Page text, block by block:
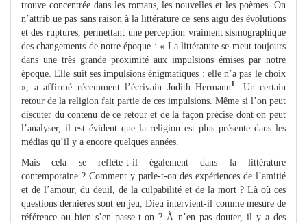
trouve concentrée dans les romans, les nouvelles et les poèmes. On
n’attrib ue pas sans raison à la littérature ce sens aigu des évolutions
et des ruptures, permettant une perception vraiment sismographique
des changements de notre époque : « La littérature se meut toujours
dans une très grande proximité aux impulsions émises par notre
époque. Elle suit ses impulsions énigmatiques : elle n’a pas le choix
», a affirmé récemment l’écrivain Judith Hermann1
. Un certain
retour de la religion fait partie de ces impulsions. Même si l’on peut
discuter du contenu de ce retour et de la façon précise dont on peut
l’analyser, il est évident que la religion est plus présente dans les
médias qu’il y a encore quelques années.
Mais cela se reflète-t-il également dans la littérature
contemporaine ? Comment y parle-t-on des expériences de l’amitié
et de l’amour, du deuil, de la culpabilité et de la mort ? Là où ces
questions dernières sont en jeu, Dieu intervient-il comme mesure de
référence ou bien s’en passe-t-on ? À n’en pas douter, il y a des